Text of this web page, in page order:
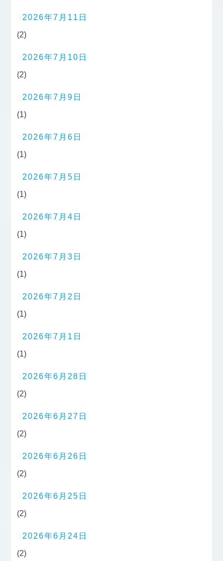
2026年7月11日
(2)
2026年7月10日
(2)
2026年7月9日
(1)
2026年7月6日
(1)
2026年7月5日
(1)
2026年7月4日
(1)
2026年7月3日
(1)
2026年7月2日
(1)
2026年7月1日
(1)
2026年6月28日
(2)
2026年6月27日
(2)
2026年6月26日
(2)
2026年6月25日
(2)
2026年6月24日
(2)